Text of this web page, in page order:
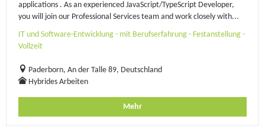
applications . As an experienced JavaScript/TypeScript Developer,
you will join our Professional Services team and work closely with...
IT und Software-Entwicklung - mit Berufserfahrung - Festanstellung -
Vollzeit
Paderborn, An der Talle 89, Deutschland
Hybrides Arbeiten
Mehr